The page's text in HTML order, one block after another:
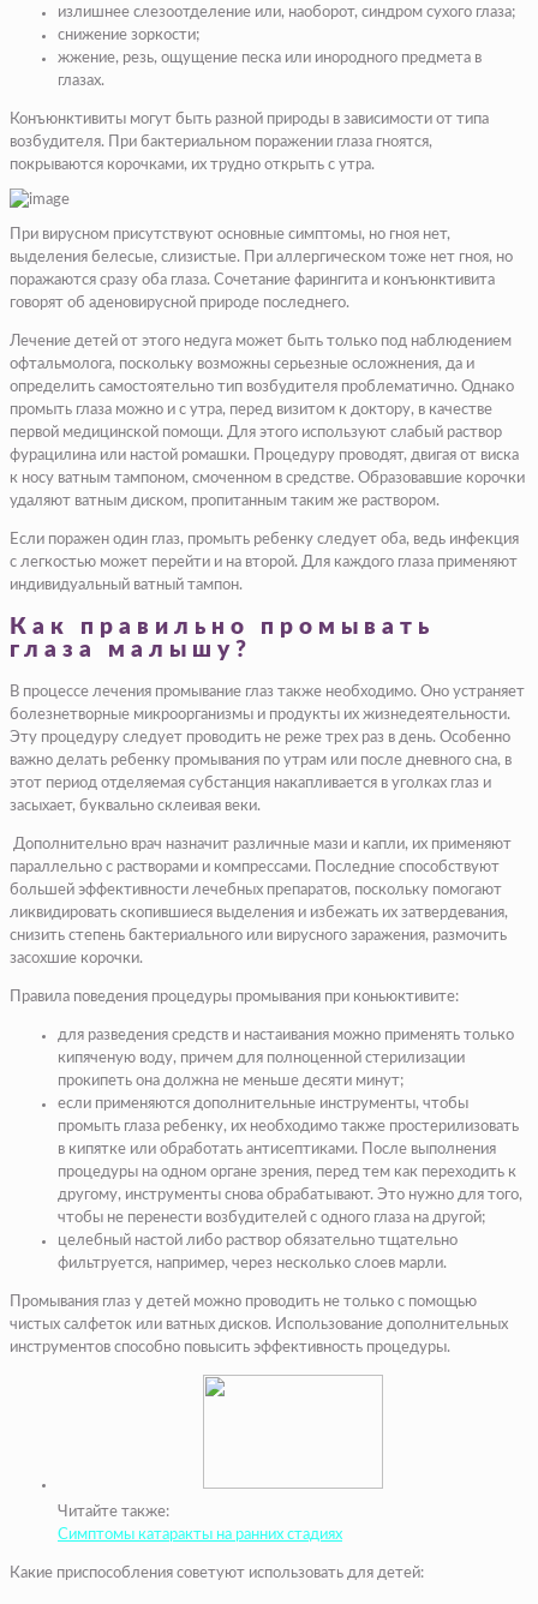
излишнее слезоотделение или, наоборот, синдром сухого глаза;
снижение зоркости;
жжение, резь, ощущение песка или инородного предмета в
глазах.
Конъюнктивиты могут быть разной природы в зависимости от типа
возбудителя. При бактериальном поражении глаза гноятся,
покрываются корочками, их трудно открыть с утра.
При вирусном присутствуют основные симптомы, но гноя нет,
выделения белесые, слизистые. При аллергическом тоже нет гноя, но
поражаются сразу оба глаза. Сочетание фарингита и конъюнктивита
говорят об аденовирусной природе последнего.
Лечение детей от этого недуга может быть только под наблюдением
офтальмолога, поскольку возможны серьезные осложнения, да и
определить самостоятельно тип возбудителя проблематично. Однако
промыть глаза можно и с утра, перед визитом к доктору, в качестве
первой медицинской помощи. Для этого используют слабый раствор
фурацилина или настой ромашки. Процедуру проводят, двигая от виска
к носу ватным тампоном, смоченном в средстве. Образовавшие корочки
удаляют ватным диском, пропитанным таким же раствором.
Если поражен один глаз, промыть ребенку следует оба, ведь инфекция
с легкостью может перейти и на второй. Для каждого глаза применяют
индивидуальный ватный тампон.
Как правильно промывать
глаза малышу?
В процессе лечения промывание глаз также необходимо. Оно устраняет
болезнетворные микроорганизмы и продукты их жизнедеятельности.
Эту процедуру следует проводить не реже трех раз в день. Особенно
важно делать ребенку промывания по утрам или после дневного сна, в
этот период отделяемая субстанция накапливается в уголках глаз и
засыхает, буквально склеивая веки.
Дополнительно врач назначит различные мази и капли, их применяют
параллельно с растворами и компрессами. Последние способствуют
большей эффективности лечебных препаратов, поскольку помогают
ликвидировать скопившиеся выделения и избежать их затвердевания,
снизить степень бактериального или вирусного заражения, размочить
засохшие корочки.
Правила поведения процедуры промывания при коньюктивите:
для разведения средств и настаивания можно применять только
кипяченую воду, причем для полноценной стерилизации
прокипеть она должна не меньше десяти минут;
если применяются дополнительные инструменты, чтобы
промыть глаза ребенку, их необходимо также простерилизовать
в кипятке или обработать антисептиками. После выполнения
процедуры на одном органе зрения, перед тем как переходить к
другому, инструменты снова обрабатывают. Это нужно для того,
чтобы не перенести возбудителей с одного глаза на другой;
целебный настой либо раствор обязательно тщательно
фильтруется, например, через несколько слоев марли.
Промывания глаз у детей можно проводить не только с помощью
чистых салфеток или ватных дисков. Использование дополнительных
инструментов способно повысить эффективность процедуры.
Читайте также:
Симптомы катаракты на ранних стадиях
Какие приспособления советуют использовать для детей: